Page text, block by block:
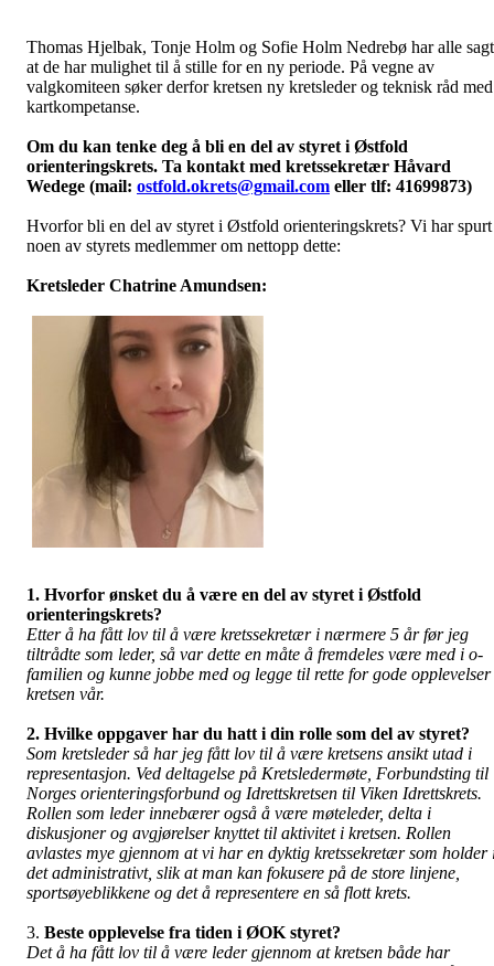
Thomas Hjelbak, Tonje Holm og Sofie Holm Nedrebø har alle sagt
at de har mulighet til å stille for en ny periode. På vegne av
valgkomiteen søker derfor kretsen ny kretsleder og teknisk råd med
kartkompetanse.
Om du kan tenke deg å bli en del av styret i Østfold
orienteringskrets. Ta kontakt med kretssekretær Håvard
Wedege (mail: ostfold.okrets@gmail.com eller tlf: 41699873)
Hvorfor bli en del av styret i Østfold orienteringskrets? Vi har spurt
noen av styrets medlemmer om nettopp dette:
Kretsleder Chatrine Amundsen:
1. Hvorfor ønsket du å være en del av styret i Østfold
orienteringskrets?
Etter å ha fått lov til å være kretssekretær i nærmere 5 år før jeg
tiltrådte som leder, så var dette en måte å fremdeles være med i o-
familien og kunne jobbe med og legge til rette for gode
kretsen vår.
2. Hvilke oppgaver har du hatt i din rolle som del av styret?
Som kretsleder så har jeg fått lov til å være kretsens ansikt utad i
representasjon. Ved deltagelse på Kretsledermøte, Forbundsting til
Norges orienteringsforbund og Idrettskretsen til Viken Idrettskrets.
Rollen som leder innebærer også å være møteleder, delta i
diskusjoner og avgjørelser knyttet til aktivitet i kretsen. Rollen
avlastes mye gjennom at vi har en dyktig kretssekretær som holder
det administrativt, slik at man kan fokusere på de store linjene,
sportsøyeblikkene og det å representere en så flott krets.
3. Beste opplevelse fra tiden i ØOK styret?
Det å ha fått lov til å være leder gjennom at kretsen både har